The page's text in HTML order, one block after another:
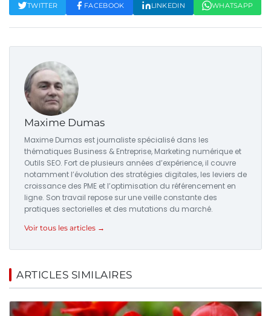
TWITTER FACEBOOK LINKEDIN WHATSAPP
Maxime Dumas
Maxime Dumas est journaliste spécialisé dans les
thématiques Business & Entreprise, Marketing numérique et
Outils SEO. Fort de plusieurs années d’expérience, il couvre
notamment l’évolution des stratégies digitales, les leviers de
croissance des PME et l’optimisation du référencement en
ligne. Son travail repose sur une veille constante des
pratiques sectorielles et des mutations du marché.
Voir tous les articles →
ARTICLES SIMILAIRES